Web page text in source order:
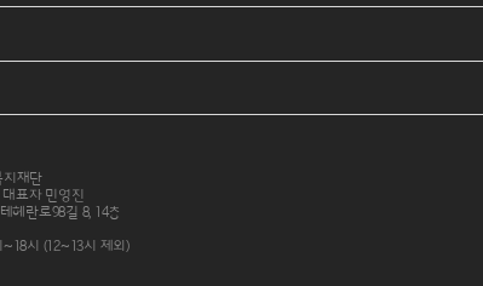
지재단
표자 민영진
헤란로98길 8, 14층
시 (12~13시 제외)